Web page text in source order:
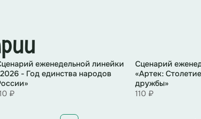
еженедельной линейки
- Год единства народов
₽
Сценарий
«Артек:
дружбы»
110 ₽